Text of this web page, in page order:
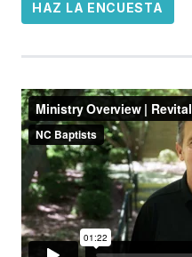
HAZ LA ENCUESTA